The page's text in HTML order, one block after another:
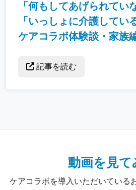
「何もしてあげられてい
「いっしょに介護してい
ケアコラボ体験談・家族
記事を読む
動画を見て
ケアコラボを導入いただいている